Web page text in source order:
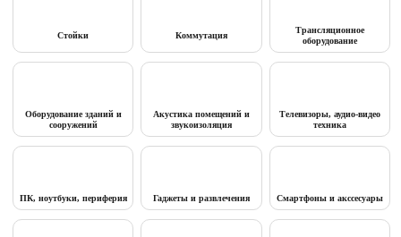
Стойки Коммутация
Трансляционное
оборудование
Оборудование зданий и
сооружений
Акустика помещений и
звукоизоляция
Телевизоры, аудио-видео
техника
ПК, ноутбуки, периферия Гаджеты и развлечения Смартфоны и акссесуары